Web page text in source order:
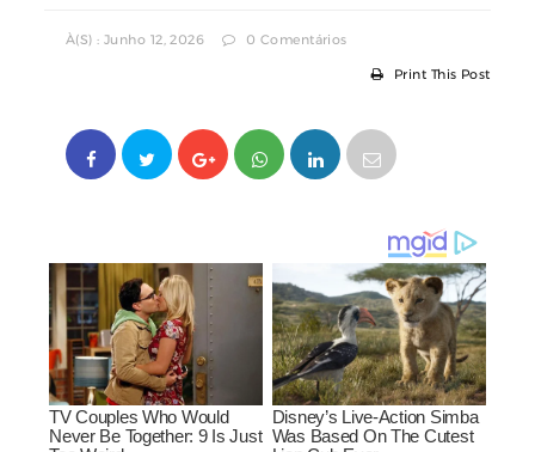
À(s) : Junho 12, 2026 0 Comentários
Print This Post